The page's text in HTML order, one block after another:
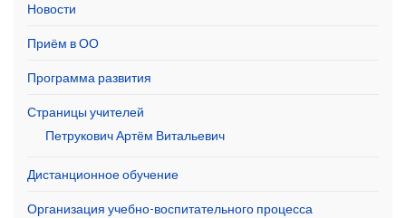
Новости
Приём в ОО
Программа развития
Страницы учителей
Петрукович Артём Витальевич
Дистанционное обучение
Организация учебно-воспитательного процесса